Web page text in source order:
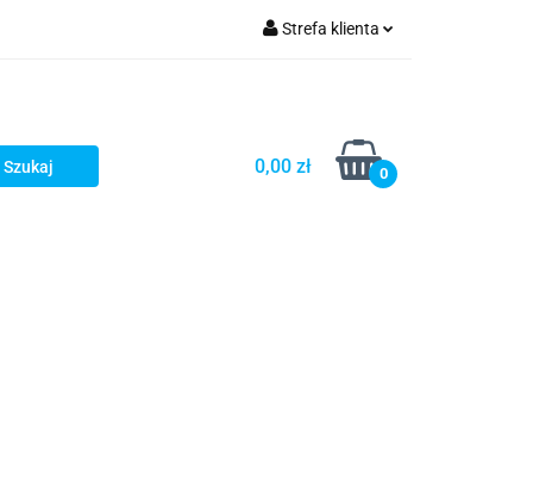
Strefa klienta
Dodaj zgłoszenie
0,00 zł 0